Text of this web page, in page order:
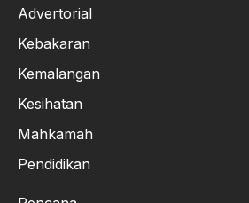
Advertorial
Kebakaran
Kemalangan
Kesihatan
Mahkamah
Pendidikan